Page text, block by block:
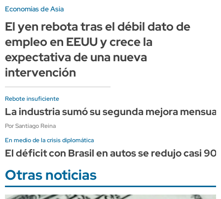
Economías de Asia
El yen rebota tras el débil dato de
empleo en EEUU y crece la
expectativa de una nueva
intervención
Rebote insuficiente
La industria sumó su segunda mejora
Por Santiago Reina
En medio de la crisis diplomática
El déficit con Brasil en autos se redujo casi
Otras noticias